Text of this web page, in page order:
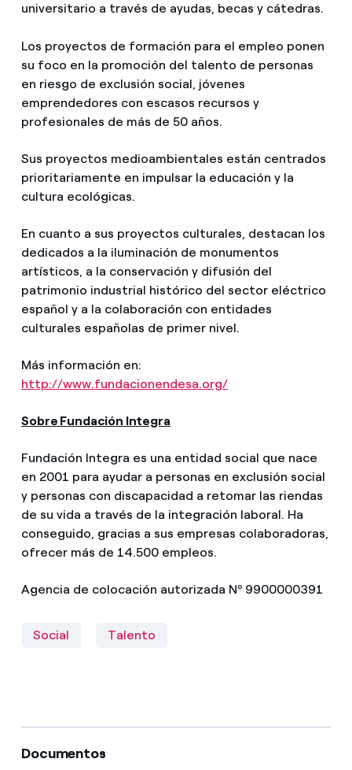
universitario a través de ayudas, becas y cátedras.
Los proyectos de formación para el empleo ponen
su foco en la promoción del talento de personas
en riesgo de exclusión social, jóvenes
emprendedores con escasos recursos y
profesionales de más de 50 años.
Sus proyectos medioambientales están centrados
prioritariamente en impulsar la educación y la
cultura ecológicas.
En cuanto a sus proyectos culturales, destacan los
dedicados a la iluminación de monumentos
artísticos, a la conservación y difusión del
patrimonio industrial histórico del sector eléctrico
español y a la colaboración con entidades
culturales españolas de primer nivel.
Más información en:
http://www.fundacionendesa.org/
Sobre Fundación Integra
Fundación Integra es una entidad social que nace
en 2001 para ayudar a personas en exclusión social
y personas con discapacidad a retomar las riendas
de su vida a través de la integración laboral. Ha
conseguido, gracias a sus empresas colaboradoras,
ofrecer más de 14.500 empleos.
Agencia de colocación autorizada Nº 9900000391
Social Talento
Documentos